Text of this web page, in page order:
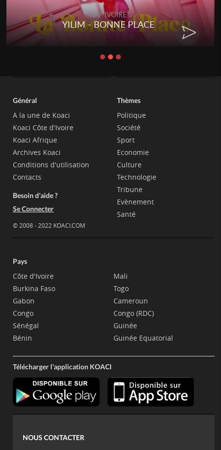
RAP IVOIRE
YILIM - BONNE PLACE
Général
A la une de Koaci
Koaci Côte d'Ivoire
Koaci Afrique
Archives Koaci
Conditions d'utilisation
Contacts
Besoin d'aide ?
Se Connecter
© 2008 - 2022 KOACI.COM
Thèmes
Politique
Société
Sport
Economie
Culture
Technologie
Tribune
Evènement
Santé
Pays
Côte d'Ivoire
Burkina Faso
Gabon
Congo
Sénégal
Bénin
Mali
Togo
Cameroun
Congo (RDC)
Guinée
Guinée Equatorial
Télécharger l'application KOACI
NOUS CONTACTER